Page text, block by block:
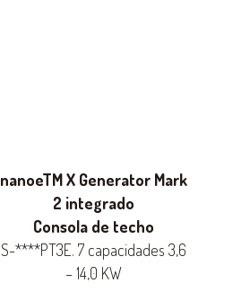
nanoeTM X Generator Mark
2 integrado
Consola de techo
S-****PT3E. 7 capacidades 3,6
– 14,0 KW